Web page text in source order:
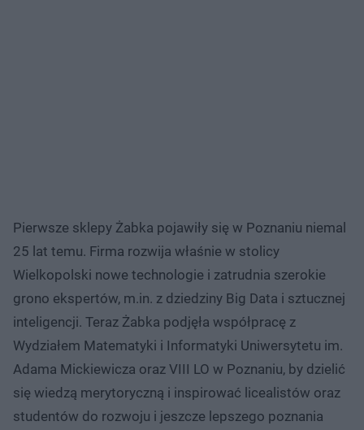
Pierwsze sklepy Żabka pojawiły się w Poznaniu niemal
25 lat temu. Firma rozwija właśnie w stolicy
Wielkopolski nowe technologie i zatrudnia szerokie
grono ekspertów, m.in. z dziedziny Big Data i sztucznej
inteligencji. Teraz Żabka podjęła współpracę z
Wydziałem Matematyki i Informatyki Uniwersytetu im.
Adama Mickiewicza oraz VIII LO w Poznaniu, by dzielić
się wiedzą merytoryczną i inspirować licealistów oraz
studentów do rozwoju i jeszcze lepszego poznania